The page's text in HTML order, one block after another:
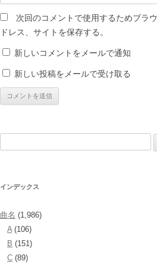
次回のコメントで使用するためブラ
ドレス、サイトを保存する。
新しいコメントをメールで通知
新しい投稿をメールで受け取る
インデックス
曲名 (1,986)
A(106)
B (151)
C (89)